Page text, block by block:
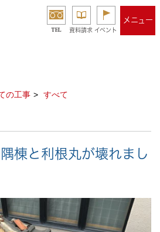
TEL 資料請求 イベント
メニュー
の工事 すべて
棟と利根丸が壊れまし